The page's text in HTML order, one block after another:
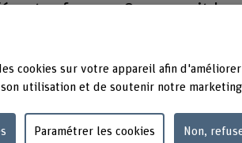
façons. Que ce soit
sur les réseaux sociaux,
par le bureau.
cookies sur votre appareil afin
utilisation et de soutenir notre marketing
Paramétrer les cookies Non,